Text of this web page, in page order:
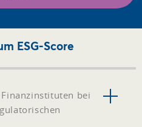
ESG-Score
bei